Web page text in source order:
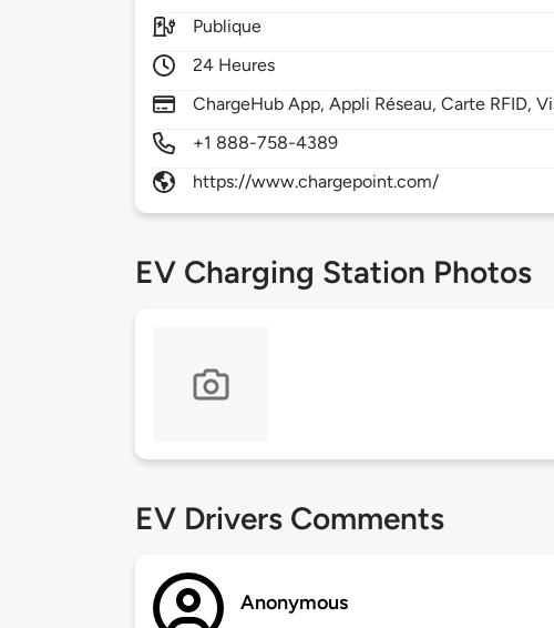
Publique
24 Heures
ChargeHub App, Appli Réseau, Carte RFID,
+1 888-758-4389
https://www.chargepoint.com/
EV Charging Station Photos
EV Drivers Comments
Anonymous